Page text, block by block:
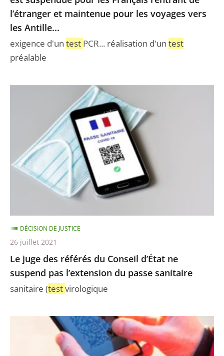
et
maintenue
pour
les
vers
l’étranger et maintenue pour les voyages vers
les Antille...
exigence d'un test PCR... réalisation d'un test
préalable
Conseil
d’État
pas
l’extension
du
passe
sanitaire
Le juge des référés du Conseil d’État ne
suspend pas l’extension du passe sanitaire
sanitaire (testvirologique
DÉCISION DE JUSTICE
26 juillet 2021